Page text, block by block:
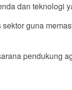
dan teknologi
guna
pendukung